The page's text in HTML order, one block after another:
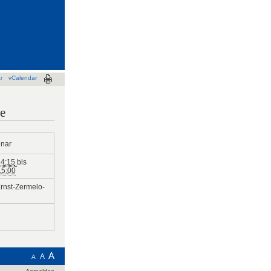
vCalendar
bis
Zermelo-
A A A